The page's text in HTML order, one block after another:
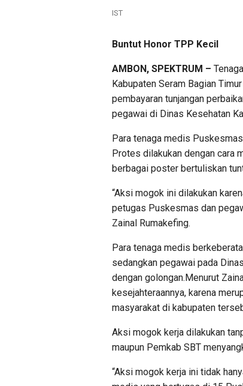
IST
Buntut Honor TPP Kecil
AMBON, SPEKTRUM –
Kabupaten Seram Bagian
pembayaran tunjangan
pegawai di Dinas Kesehatan
Para tenaga medis
Protes dilakukan dengan cara
berbagai poster bertuliskan
“Aksi mogok ini dilakukan
petugas Puskesmas dan
Zainal Rumakefing.
Para tenaga medis
sedangkan pegawai pada
dengan golongan.Menurut
kesejahteraannya, karena
masyarakat di kabupaten
Aksi mogok kerja dilakukan
maupun Pemkab SBT
“Aksi mogok kerja ini tidak